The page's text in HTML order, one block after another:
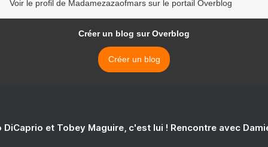
Voir le profil de Madamezazaofmars sur le portail Overblog
Créer un blog sur Overblog
Créer un blog
DiCaprio et Tobey Maguire, c'est lui ! Rencontre avec